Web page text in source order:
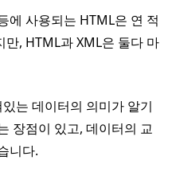
에 사용되는 HTML은 연 적
, HTML과 XML은 둘다 마
는 데이터의 의미가 알기
장점이 있고, 데이터의 교
니다.